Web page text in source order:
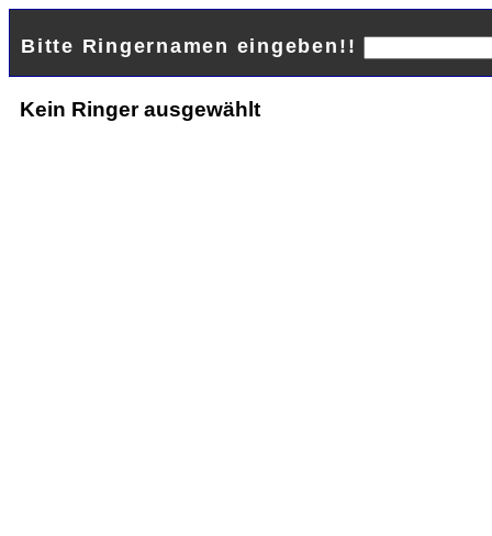
Bitte Ringernamen eingeben!!
Kein Ringer ausgewählt